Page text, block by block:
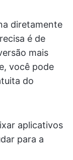
diretamente
é de
mais
você pode
do
aplicativos
para a